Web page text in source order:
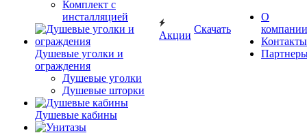
Комплект с
инсталляцией
Душевые уголки и
ограждения
Душевые уголки
Душевые шторки
Душевые кабины
Акции
Скачать
О
компании
Контакты